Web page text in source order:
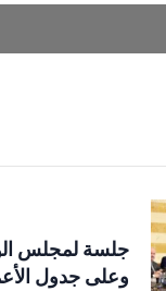
جلسة لمجلس
وعلى جدول الأعمال